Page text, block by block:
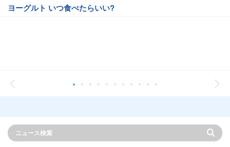
ヨーグルト いつ食べたらいい?